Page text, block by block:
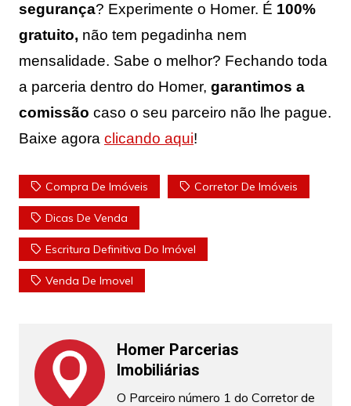
segurança? Experimente o Homer. É 100%
gratuito, não tem pegadinha nem
mensalidade. Sabe o melhor? Fechando toda
a parceria dentro do Homer, garantimos a
comissão caso o seu parceiro não lhe pague.
Baixe agora clicando aqui!
Compra De Imóveis Corretor De Imóveis
Dicas De Venda
Escritura Definitiva Do Imóvel
Venda De Imovel
Homer Parcerias
Imobiliárias
O Parceiro número 1 do Corretor de